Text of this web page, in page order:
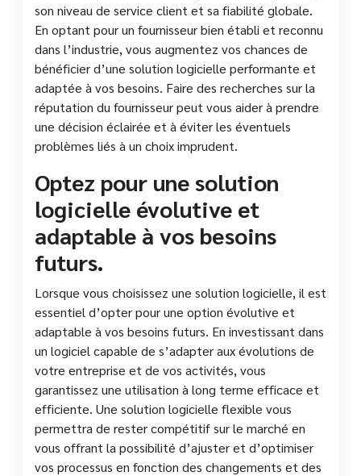
son niveau de service client et sa fiabilité globale.
En optant pour un fournisseur bien établi et reconnu
dans l’industrie, vous augmentez vos chances de
bénéficier d’une solution logicielle performante et
adaptée à vos besoins. Faire des recherches sur la
réputation du fournisseur peut vous aider à prendre
une décision éclairée et à éviter les éventuels
problèmes liés à un choix imprudent.
Optez pour une solution
logicielle évolutive et
adaptable à vos besoins
futurs.
Lorsque vous choisissez une solution logicielle, il est
essentiel d’opter pour une option évolutive et
adaptable à vos besoins futurs. En investissant dans
un logiciel capable de s’adapter aux évolutions de
votre entreprise et de vos activités, vous
garantissez une utilisation à long terme efficace et
efficiente. Une solution logicielle flexible vous
permettra de rester compétitif sur le marché en
vous offrant la possibilité d’ajuster et d’optimiser
vos processus en fonction des changements et des